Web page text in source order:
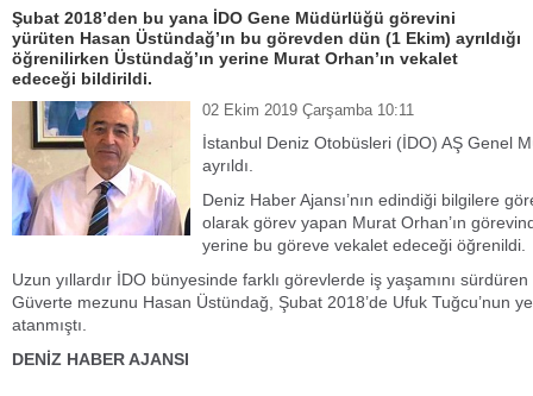
Şubat 2018’den bu yana İDO Gene Müdürlüğü görevini
yürüten Hasan Üstündağ’ın bu görevden dün (1 Ekim) ayrıldığı
öğrenilirken Üstündağ’ın yerine Murat Orhan’ın vekalet
edeceği bildirildi.
02 Ekim 2019 Çarşamba 10:11
İstanbul Deniz Otobüsleri (İDO) AŞ Genel
ayrıldı.
Deniz Haber Ajansı’nın edindiği bilgilere
olarak görev yapan Murat Orhan’ın
yerine bu göreve vekalet edeceği öğrenildi.
Uzun yıllardır İDO bünyesinde farklı görevlerde iş yaşamını
Güverte mezunu Hasan Üstündağ, Şubat 2018’de Ufuk Tuğcu’nun
atanmıştı.
DENİZ HABER AJANSI